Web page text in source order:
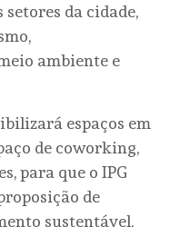
da cidade,
ambiente e
espaços em
de coworking,
para que o IPG
de
sustentável,